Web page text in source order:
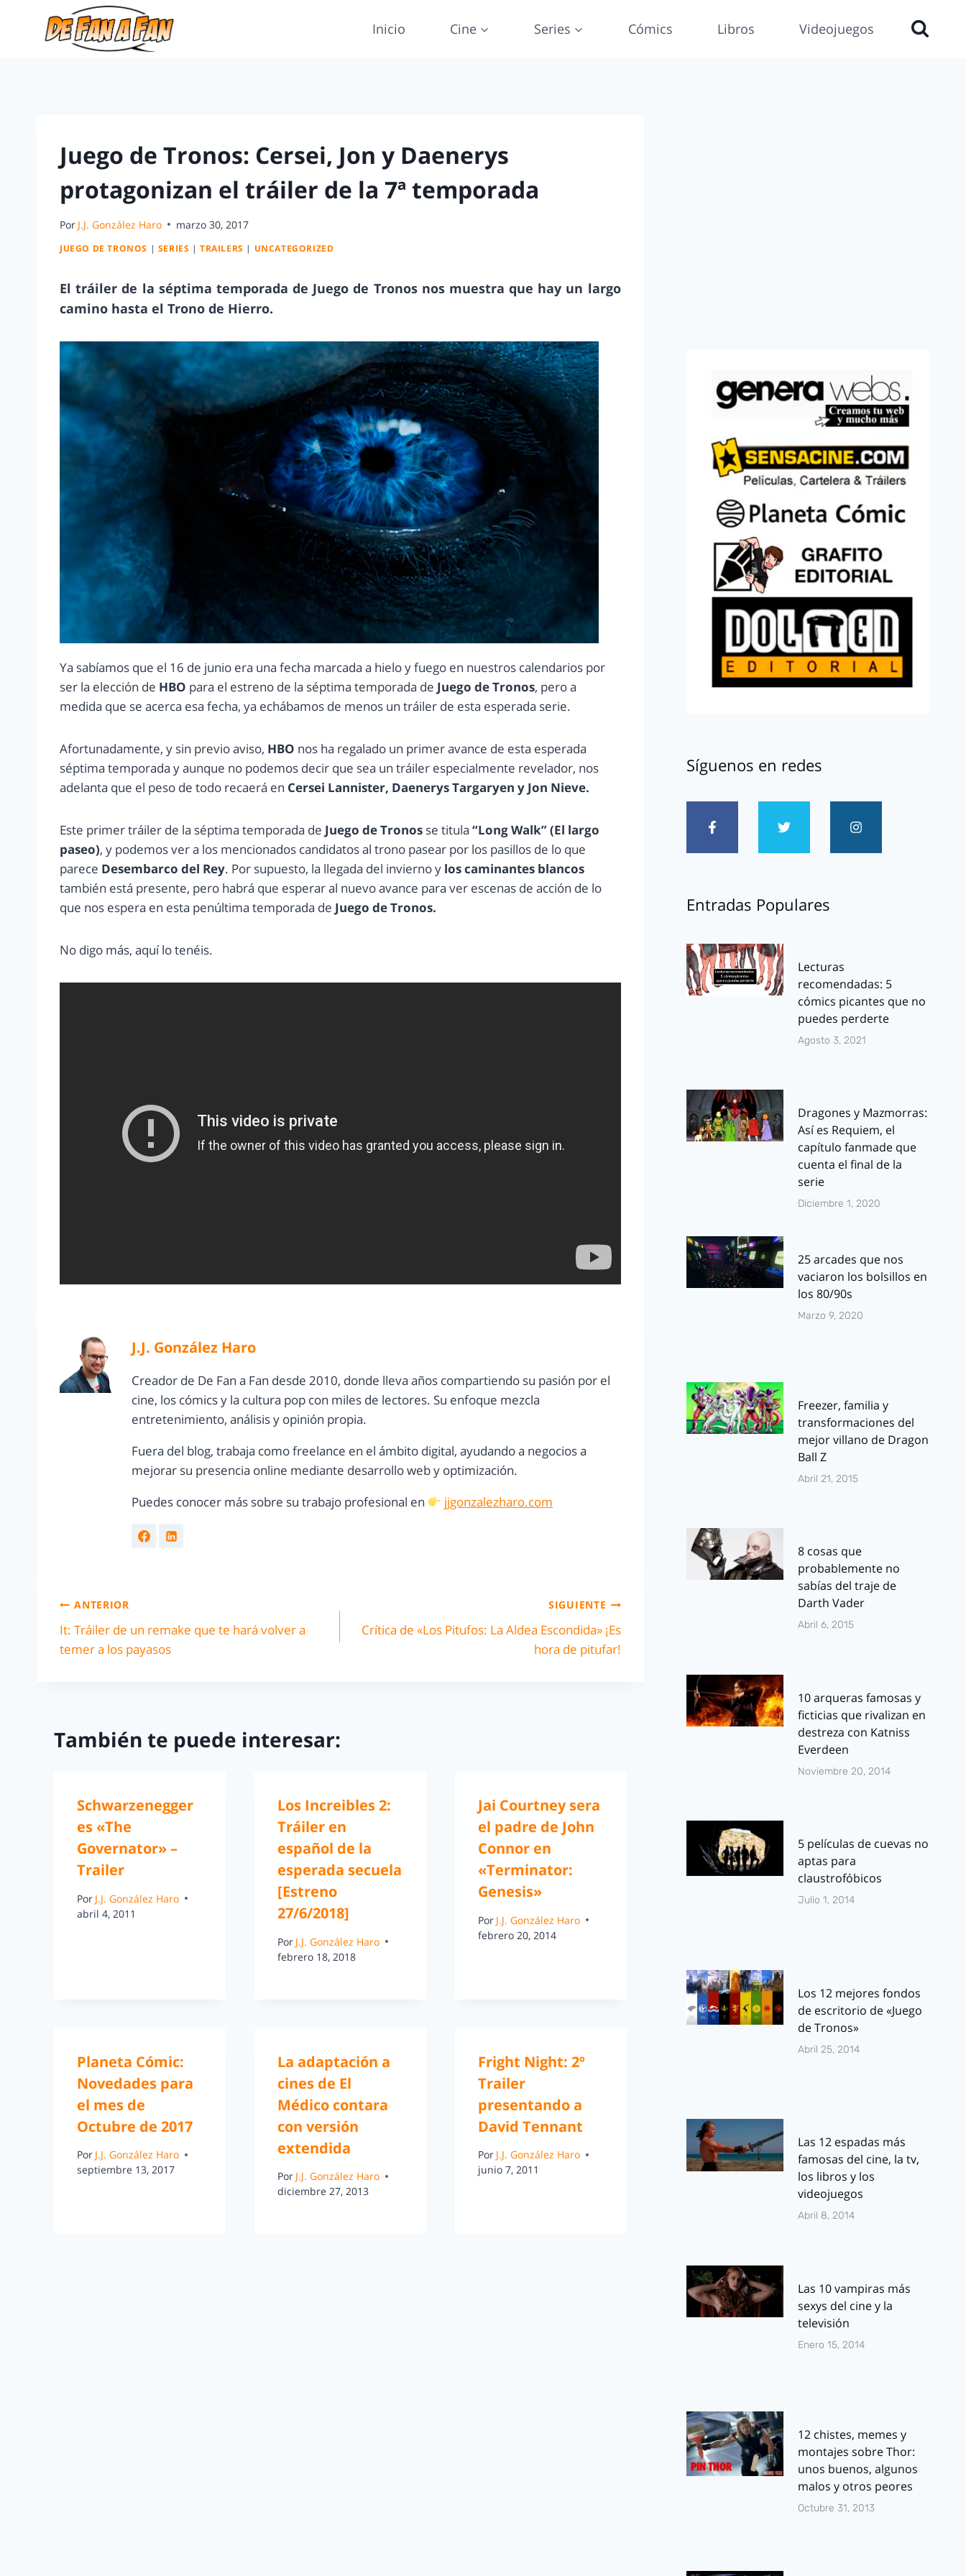
Inicio Cine Series Cómics Libros Videojuegos
Juego de Tronos: Cersei, Jon y Daenerys
protagonizan el tráiler de la 7ª temporada
Por J.J. González Haro marzo 30, 2017
JUEGO DE TRONOS | SERIES |TRAILERS | UNCATEGORIZED
El tráiler de la séptima temporada de Juego de Tronos nos muestra que hay un largo
camino hasta el Trono de Hierro.
Ya sabíamos que el 16 de junio era una fecha marcada a hielo y fuego en nuestros calendarios por
ser la elección de HBO para el estreno de la séptima temporada de Juego de Tronos, pero a
medida que se acerca esa fecha, ya echábamos de menos un tráiler de esta esperada serie.
Afortunadamente, y sin previo aviso, HBO nos ha regalado un primer avance de esta esperada
séptima temporada y aunque no podemos decir que sea un tráiler especialmente revelador, nos
adelanta que el peso de todo recaerá en Cersei Lannister, Daenerys Targaryen y Jon Nieve.
Este primer tráiler de la séptima temporada de Juego de Tronos se titula “Long Walk” (El largo
paseo), y podemos ver a los mencionados candidatos al trono pasear por los pasillos de lo que
parece Desembarco del Rey. Por supuesto, la llegada del invierno y los caminantes blancos
también está presente, pero habrá que esperar al nuevo avance para ver escenas de acción de lo
que nos espera en esta penúltima temporada de Juego de Tronos.
No digo más, aquí lo tenéis.
J.J. González Haro
Creador de De Fan a Fan desde 2010, donde lleva años compartiendo su pasión por el
cine, los cómics y la cultura pop con miles de lectores. Su enfoque mezcla
entretenimiento, análisis y opinión propia.
Fuera del blog, trabaja como freelance en el ámbito digital, ayudando a negocios a
mejorar su presencia online mediante desarrollo web y optimización.
Puedes conocer más sobre su trabajo profesional en
jjgonzalezharo.com
ANTERIOR
It: Tráiler de un remake que te hará volver a
temer a los payasos
SIGUIENTE
Crítica de «Los Pitufos: La Aldea Escondida» ¡Es
hora de pitufar!
También te puede interesar:
Schwarzenegger
es «The
Governator» –
Trailer
Por J.J. González Haro
abril 4, 2011
Los Increibles 2:
Tráiler en
español de la
esperada secuela
[Estreno
27/6/2018]
Por J.J. González Haro
febrero 18, 2018
Jai Courtney sera
el padre de John
Connor en
«Terminator:
Genesis»
Por J.J. González Haro
febrero 20, 2014
Planeta Cómic:
Novedades para
el mes de
Octubre de 2017
Por J.J. González Haro
septiembre 13, 2017
La adaptación a
cines de El
Médico contara
con versión
extendida
Por J.J. González Haro
diciembre 27, 2013
Fright Night: 2º
Trailer
presentando a
David Tennant
Por J.J. González Haro
junio 7, 2011
Síguenos en redes
Entradas Populares
Lecturas
recomendadas: 5
cómics picantes que no
puedes perderte
Agosto 3, 2021
Dragones y Mazmorras:
Así es Requiem, el
capítulo fanmade que
cuenta el final de la
serie
Diciembre 1, 2020
25 arcades que nos
vaciaron los bolsillos en
los 80/90s
Marzo 9, 2020
Freezer, familia y
transformaciones del
mejor villano de Dragon
Ball Z
Abril 21, 2015
8 cosas que
probablemente no
sabías del traje de
Darth Vader
Abril 6, 2015
10 arqueras famosas y
ficticias que rivalizan en
destreza con Katniss
Everdeen
Noviembre 20, 2014
5 películas de cuevas no
aptas para
claustrofóbicos
Julio 1, 2014
Los 12 mejores fondos
de escritorio de «Juego
de Tronos»
Abril 25, 2014
Las 12 espadas más
famosas del cine, la tv,
los libros y los
videojuegos
Abril 8, 2014
Las 10 vampiras más
sexys del cine y la
televisión
Enero 15, 2014
12 chistes, memes y
montajes sobre Thor:
unos buenos, algunos
malos y otros peores
Octubre 31, 2013